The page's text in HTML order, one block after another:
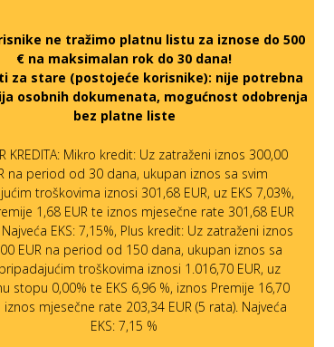
ne tražimo platnu listu za iznose do 500
€ na maksimalan rok do 30 dana!
za stare (postojeće korisnike): nije potrebna
osobnih dokumenata, mogućnost odobrenja
bez platne liste
KREDITA: Mikro kredit: Uz zatraženi iznos 300,00
na period od 30 dana, ukupan iznos sa svim
troškovima iznosi 301,68 EUR, uz EKS 7,03%,
1,68 EUR te iznos mjesečne rate 301,68 EUR
EKS: 7,15%, Plus kredit: Uz zatraženi iznos
EUR na period od 150 dana, ukupan iznos sa
troškovima iznosi 1.016,70 EUR, uz
stopu 0,00% te EKS 6,96 %, iznos Premije 16,70
iznos mjesečne rate 203,34 EUR (5 rata). Najveća
EKS: 7,15 %